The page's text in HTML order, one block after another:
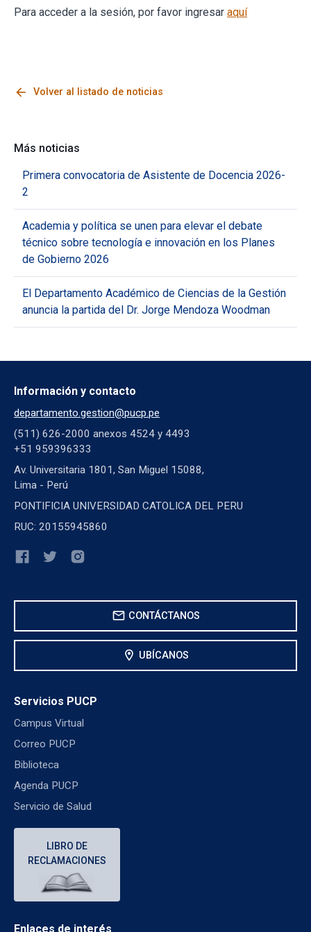
Para acceder a la sesión, por favor ingresar aquí
arrow_back Volver al listado de noticias
Más noticias
Primera convocatoria de Asistente de Docencia 2026-
2
Academia y política se unen para elevar el debate
técnico sobre tecnología e innovación en los Planes
de Gobierno 2026
El Departamento Académico de Ciencias de la Gestión
anuncia la partida del Dr. Jorge Mendoza Woodman
Información y contacto
departamento.gestion@pucp.pe
(511) 626-2000 anexos 4524 y 4493
+51 959396333
Av. Universitaria 1801, San Miguel 15088,
Lima - Perú
PONTIFICIA UNIVERSIDAD CATOLICA DEL PERU
RUC: 20155945860
mail CONTÁCTANOS
location_on UBÍCANOS
Servicios PUCP
Campus Virtual
Correo PUCP
Biblioteca
Agenda PUCP
Servicio de Salud
LIBRO DE
RECLAMACIONES
Enlaces de interés